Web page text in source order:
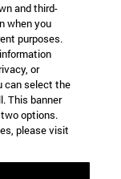
basado en
distintas
Un claro
1856).
acabase
junto al
de
a Rusia de
and third-
when you
purposes.
or
can select the
This banner
options.
please visit